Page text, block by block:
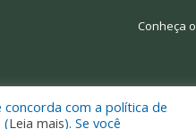
Conheça o
Mapa do Site
com a política de
(Leia mais). Se você